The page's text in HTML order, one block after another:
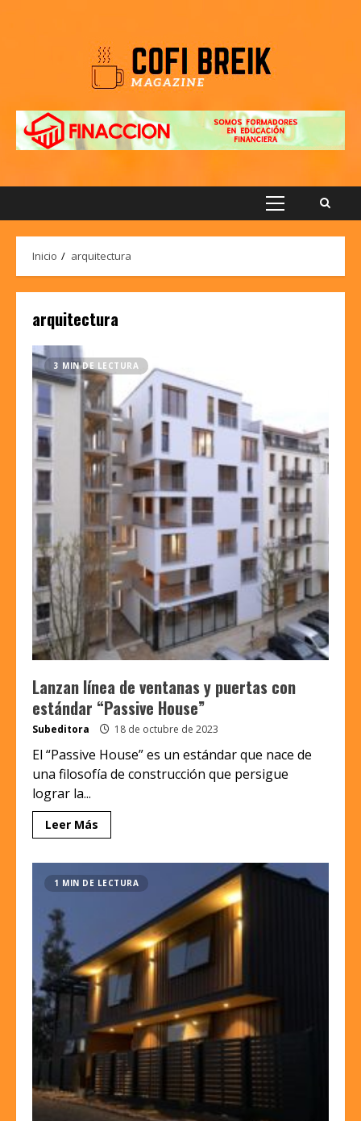
Menú
Inicio arquitectura
arquitectura
3 MIN DE LECTURA
Lanzan línea de ventanas y puertas con
estándar “Passive House”
Subeditora 18 de octubre de 2023
El “Passive House” es un estándar que nace de
una filosofía de construcción que persigue
lograr la...
Leer Más
1 MIN DE LECTURA